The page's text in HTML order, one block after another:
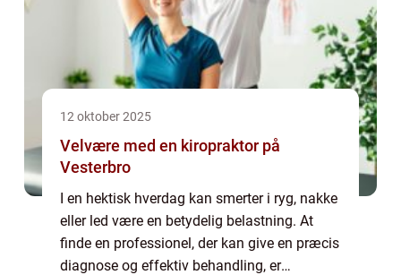
12 oktober 2025
Velvære med en kiropraktor på
Vesterbro
I en hektisk hverdag kan smerter i ryg, nakke
eller led være en betydelig belastning. At
finde en professionel, der kan give en præcis
diagnose og effektiv behandling, er